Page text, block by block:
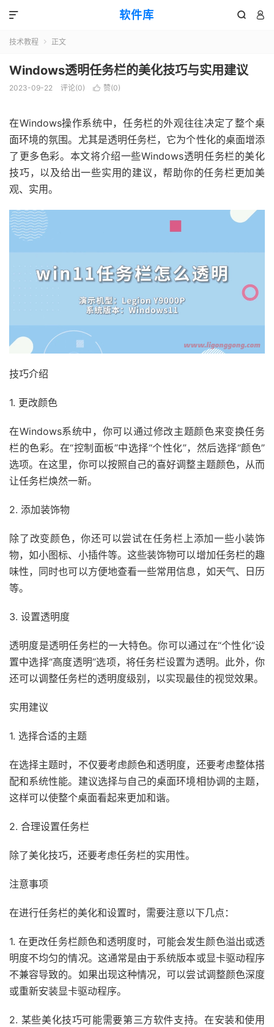
软件库  

技术教程  正文
Windows透明任务栏的美化技巧与实用建议
2023-09-22 评论(0)  赞(0)
在Windows操作系统中，任务栏的外观往往决定了整个桌
面环境的氛围。尤其是透明任务栏，它为个性化的桌面增添
了更多色彩。本文将介绍一些Windows透明任务栏的美化
技巧，以及给出一些实用的建议，帮助你的任务栏更加美
观、实用。
技巧介绍
1. 更改颜色
在Windows系统中，你可以通过修改主题颜色来变换任务
栏的色彩。在“控制面板”中选择“个性化”，然后选择“颜色”
选项。在这里，你可以按照自己的喜好调整主题颜色，从而
让任务栏焕然一新。
2. 添加装饰物
除了改变颜色，你还可以尝试在任务栏上添加一些小装饰
物，如小图标、小插件等。这些装饰物可以增加任务栏的趣
味性，同时也可以方便地查看一些常用信息，如天气、日历
等。
3. 设置透明度
透明度是透明任务栏的一大特色。你可以通过在“个性化”设
置中选择“高度透明”选项，将任务栏设置为透明。此外，你
还可以调整任务栏的透明度级别，以实现最佳的视觉效果。
实用建议
1. 选择合适的主题
在选择主题时，不仅要考虑颜色和透明度，还要考虑整体搭
配和系统性能。建议选择与自己的桌面环境相协调的主题，
这样可以使整个桌面看起来更加和谐。
2. 合理设置任务栏
除了美化技巧，还要考虑任务栏的实用性。
注意事项
在进行任务栏的美化和设置时，需要注意以下几点：
1. 在更改任务栏颜色和透明度时，可能会发生颜色溢出或透
明度不均匀的情况。这通常是由于系统版本或显卡驱动程序
不兼容导致的。如果出现这种情况，可以尝试调整颜色深度
或重新安装显卡驱动程序。
2. 某些美化技巧可能需要第三方软件支持。在安装和使用